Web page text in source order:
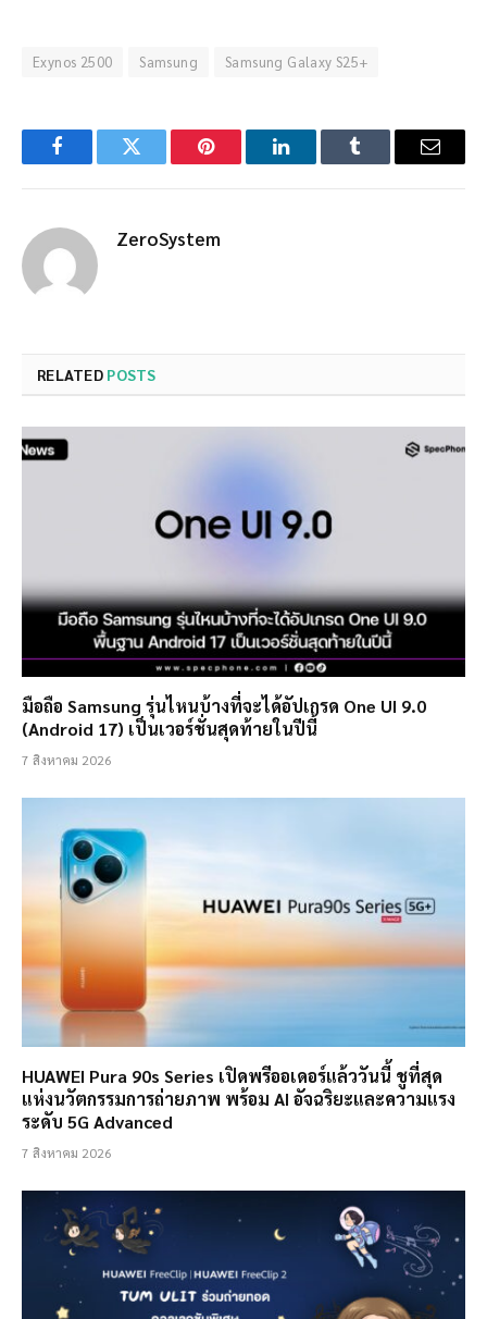
Exynos 2500 Samsung Samsung Galaxy S25+
FacebookTwitter Pinterest LinkedInTumblr Email
ZeroSystem
RELATED POSTS
มือถือ Samsung รุ่นไหนบ้างที่จะได้อัปเกรด One UI 9.0
(Android 17) เป็นเวอร์ชั่นสุดท้ายในปีนี้
7 สิงหาคม 2026
HUAWEI Pura 90s Series เปิดพรีออเดอร์แล้ววันนี้ ชูที่สุด
แห่งนวัตกรรมการถ่ายภาพ พร้อม AI อัจฉริยะและความแรง
ระดับ 5G Advanced
7 สิงหาคม 2026